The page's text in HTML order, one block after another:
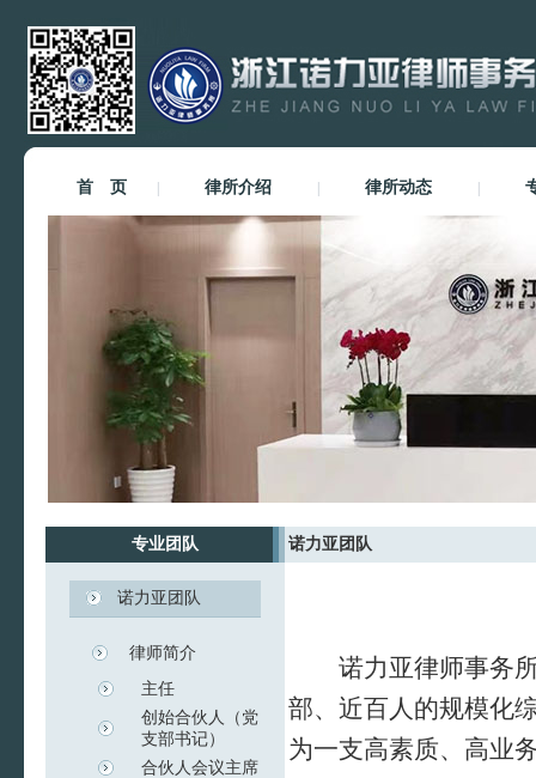
首 页 律所介绍 律所动态
专业团队
诺力亚团队
律师简介
主任
创始合伙人（党
支部书记）
合伙人会议主席
诺力亚团队
诺力亚律师事务所
部、近百人的规模化
为一支高素质、高业